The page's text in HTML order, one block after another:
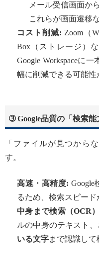
メール受信画面か
これらが画面遷移
コスト削減: Zoom（
Box（ストレージ）
Google Workspaceに
幅に削減できる可能性
➂ Google品質の「検索能
「ファイルが見つから
す。
高速・高精度: Google
るため、検索スピード
中身まで検索（OCR
ルの中身のテキスト、
いる文字まで認識して